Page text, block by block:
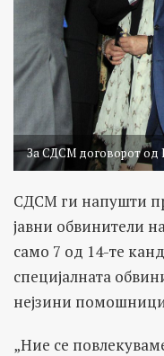
За СДСМ договорот од
СДСМ ги напушти
јавни обвинители
само 7 од 14-те
специјалната
нејзини
„Ние се